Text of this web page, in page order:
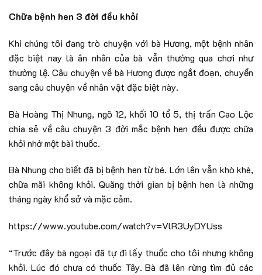
Chữa bệnh hen 3 đời đều khỏi
Khi chúng tôi đang trò chuyện với bà Hương, một bệnh nhân
đặc biệt nay là ân nhân của bà vẫn thường qua chơi như
thường lệ. Câu chuyện về bà Hương được ngắt đoạn, chuyển
sang câu chuyện về nhân vật đặc biệt này.
Bà Hoàng Thị Nhung, ngõ 12, khối 10 tổ 5, thị trấn Cao Lộc
chia sẻ về câu chuyện 3 đời mắc bệnh hen đều được chữa
khỏi nhờ một bài thuốc.
Bà Nhung cho biết đã bị bệnh hen từ bé. Lớn lên vẫn khò khè,
chữa mãi không khỏi. Quãng thời gian bị bệnh hen là những
tháng ngày khổ sở và mặc cảm.
https://www.youtube.com/watch?v=VlR3UyDYUss
“Trước đây bà ngoại đã tự đi lấy thuốc cho tôi nhưng không
khỏi. Lúc đó chưa có thuốc Tây. Bà đã lên rừng tìm đủ các